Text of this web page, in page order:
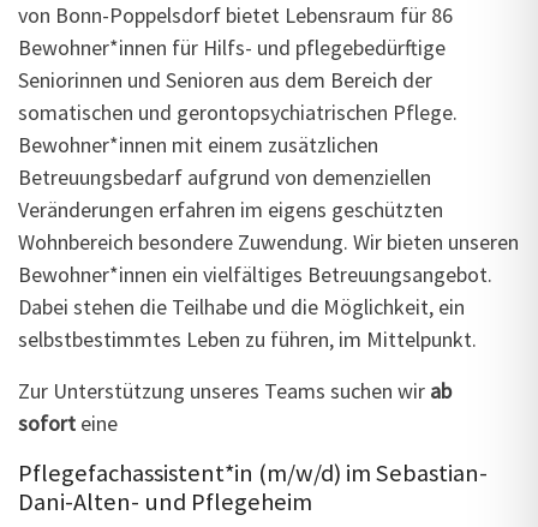
von Bonn-Poppelsdorf bietet Lebensraum für 86
Bewohner*innen für Hilfs- und pflegebedürftige
Seniorinnen und Senioren aus dem Bereich der
somatischen und gerontopsychiatrischen Pflege.
Bewohner*innen mit einem zusätzlichen
Betreuungsbedarf aufgrund von demenziellen
Veränderungen erfahren im eigens geschützten
Wohnbereich besondere Zuwendung. Wir bieten unseren
Bewohner*innen ein vielfältiges Betreuungsangebot.
Dabei stehen die Teilhabe und die Möglichkeit, ein
selbstbestimmtes Leben zu führen, im Mittelpunkt.
Zur Unterstützung unseres Teams suchen wir ab
sofort eine
Pflegefachassistent*in (m/w/d) im Sebastian-
Dani-Alten- und Pflegeheim